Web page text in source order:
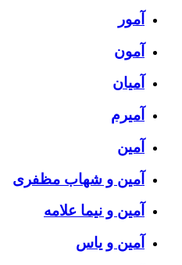
آمور
آمون
آمیان
آمیرم
آمین
آمین و شهاب مظفری
آمین و نیما علامه
آمین و یاس